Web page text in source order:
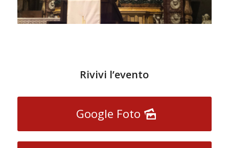
Rivivi l’evento
Google Foto